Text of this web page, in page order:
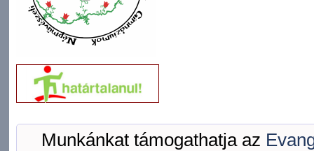
Munkánkat támogathatja az